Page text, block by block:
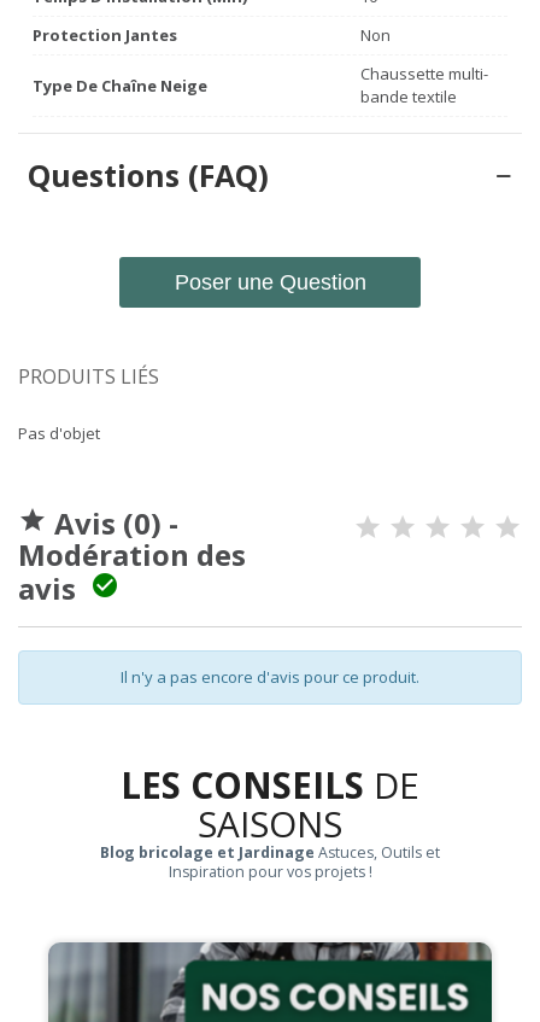
Protection Jantes
Non
Type De Chaîne Neige
Chaussette multi-
bande textile
Questions (FAQ)
Poser une Question
PRODUITS LIÉS
Pas d'objet
 Avis (0) -
Modération des
avis

Il n'y a pas encore d'avis pour ce produit.
LES CONSEILS DE
SAISONS
Blog bricolage et Jardinage Astuces, Outils et
Inspiration pour vos projets !